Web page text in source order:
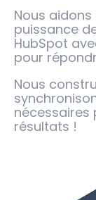
Nous
puissance
HubSpot
pour
Nous
nécessaires
résultats !